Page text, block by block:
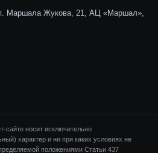
Маршала Жукова, 21, АЦ «Маршал»,
сайте носит исключительно
характер и ни при каких условиях не
положениями Статьи 437